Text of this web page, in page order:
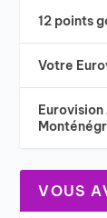
12 points
Votre
VOUS